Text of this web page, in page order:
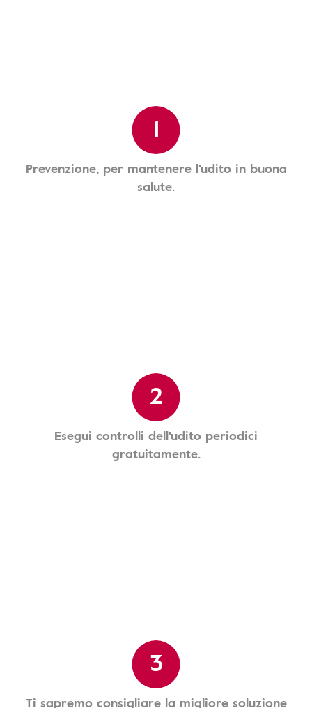
1
Prevenzione, per mantenere l'udito in buona
salute.
2
Esegui controlli dell'udito periodici
gratuitamente.
3
Ti sapremo consigliare la migliore soluzione